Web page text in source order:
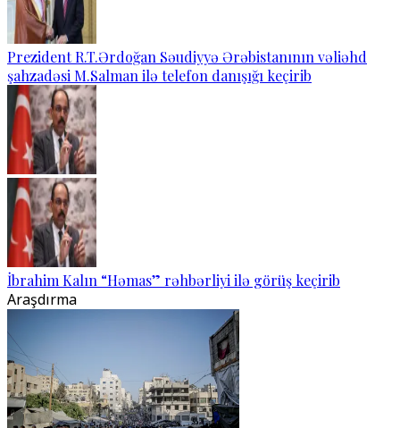
Prezident R.T.Ərdoğan Səudiyyə Ərəbistanının vəliəhd
şahzadəsi M.Salman ilə telefon danışığı keçirib
İbrahim Kalın “Həmas” rəhbərliyi ilə görüş keçirib
Araşdırma